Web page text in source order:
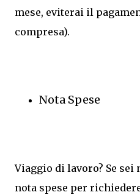
mese, eviterai il
compresa).
Nota Spese
Viaggio di lavoro? Se sei
nota spese per